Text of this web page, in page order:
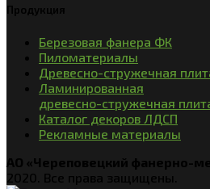
Продукция
Березовая фанера ФК
Пиломатериалы
Древесно-стружечная
Ламинированная
древесно-стружечная
Каталог декоров ЛДСП
Рекламные материалы
АО «Череповецкий фанерно-
2020. Все права защищены.